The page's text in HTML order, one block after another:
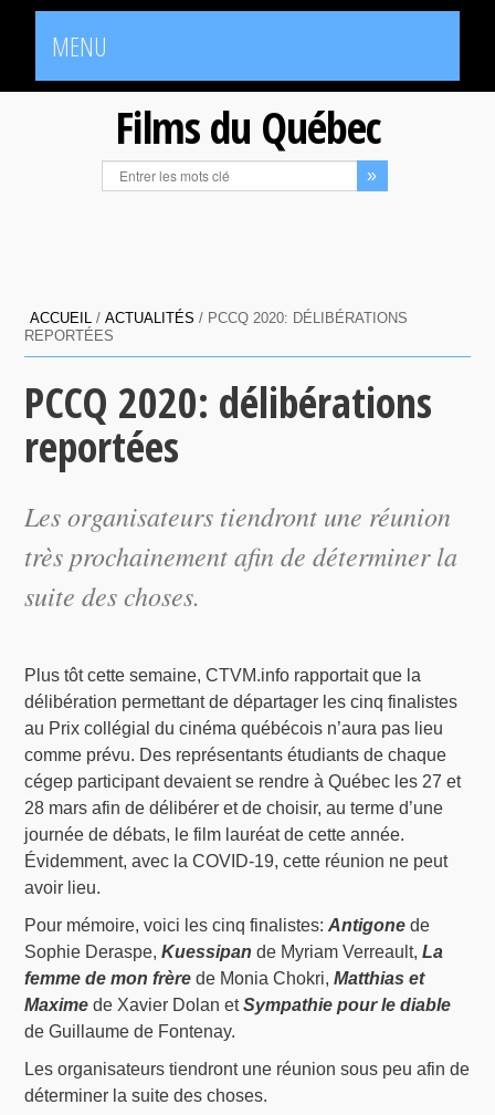
MENU
Films du Québec
ACCUEIL /ACTUALITÉS / PCCQ 2020: DÉLIBÉRATIONS
REPORTÉES
PCCQ 2020: délibérations
reportées
Les organisateurs tiendront une réunion
très prochainement afin de déterminer la
suite des choses.
Plus tôt cette semaine, CTVM.info rapportait que la
délibération permettant de départager les cinq finalistes
au Prix collégial du cinéma québécois n’aura pas lieu
comme prévu. Des représentants étudiants de chaque
cégep participant devaient se rendre à Québec les 27 et
28 mars afin de délibérer et de choisir, au terme d’une
journée de débats, le film lauréat de cette année.
Évidemment, avec la COVID-19, cette réunion ne peut
avoir lieu.
Pour mémoire, voici les cinq finalistes:Antigone de
Sophie Deraspe,Kuessipan de Myriam Verreault,La
femme de mon frère de Monia Chokri,Matthias et
Maxime de Xavier Dolan etSympathie pour le diable
de Guillaume de Fontenay.
Les organisateurs tiendront une réunion sous peu afin de
déterminer la suite des choses.